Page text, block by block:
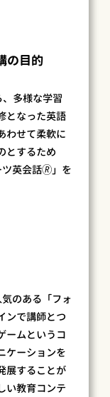
の目的
多様な学習
となった英語
わせて柔軟に
とするため
ツ英会話🄬」を
のある「フォ
ンで講師とつ
ームというコ
ケーションを
展することが
い教育コンテ